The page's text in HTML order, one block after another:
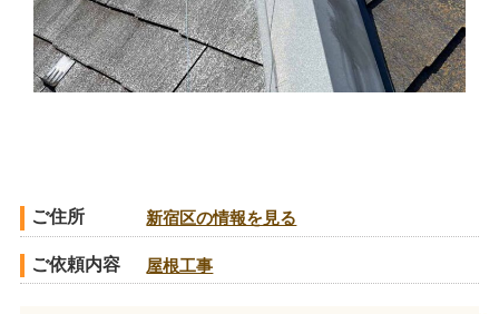
ご住所 新宿区の情報を見る
ご依頼内容 屋根工事